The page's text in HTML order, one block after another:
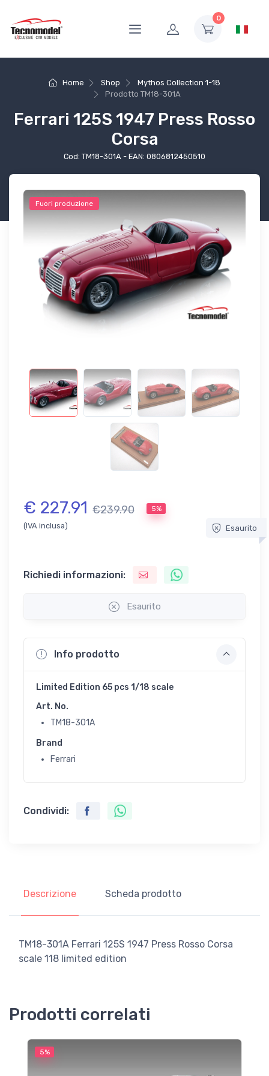
0
Home Shop
Mythos Collection 1-18
ProdottoTM18-301A
Ferrari 125S 1947 Press Rosso
Corsa
Cod: TM18-301A - EAN: 0806812450510
Fuori produzione
€ 227.91 €239.90 5%
(IVA inclusa) Esaurito
Richiedi informazioni:
Esaurito
Info prodotto
Limited Edition 65 pcs 1/18 scale
Art. No.
TM18-301A
Brand
Ferrari
Condividi:
Descrizione Scheda prodotto
TM18-301A Ferrari 125S 1947 Press Rosso Corsa
scale 118 limited edition
Prodotti correlati
5%